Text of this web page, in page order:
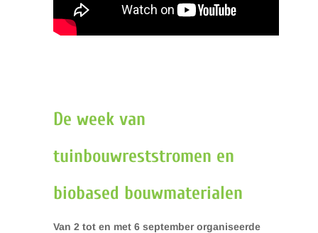
De week van
tuinbouwreststromen en
biobased bouwmaterialen
Van 2 tot en met 6 september organiseerde